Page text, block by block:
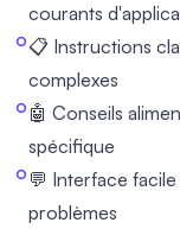
courants
📋 Instructions
complexes
🤖 Conseils
spécifique
💬 Interface
problèmes